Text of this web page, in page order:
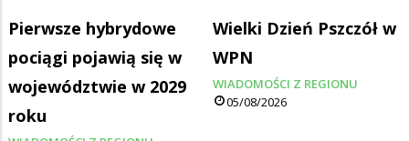
Pierwsze hybrydowe
pociągi pojawią się w
województwie w 2029
roku
Wielki Dzień Pszczół w
WPN
WIADOMOŚCI Z REGIONU
05/08/2026